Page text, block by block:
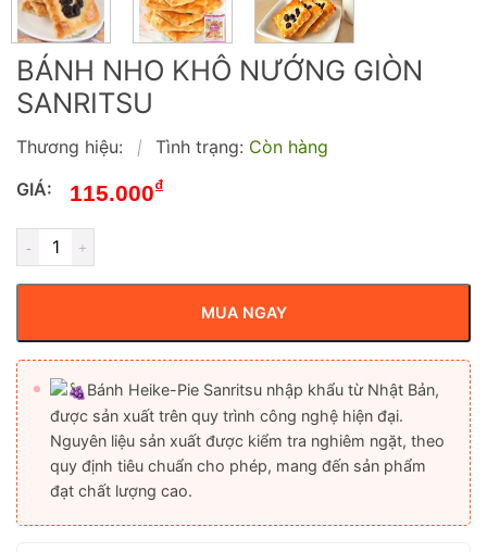
BÁNH NHO KHÔ NƯỚNG GIÒN
SANRITSU
Thương hiệu: | Tình trạng: Còn hàng
GIÁ:
115.000₫
MUA NGAY
Bánh Heike-Pie Sanritsu nhập khẩu từ Nhật Bản,
được sản xuất trên quy trình công nghệ hiện đại.
Nguyên liệu sản xuất được kiểm tra nghiêm ngặt, theo
quy định tiêu chuẩn cho phép, mang đến sản phẩm
đạt chất lượng cao.